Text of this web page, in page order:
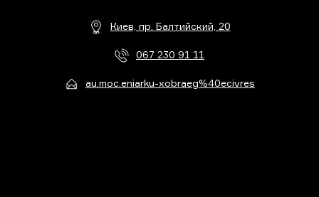
Киев, пр. Балтийский, 20
067 230 91 11
au.moc.eniarku-xobraeg%40ecivres